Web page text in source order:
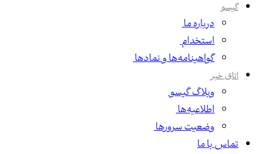
گیسو
درباره ما
استخدام
گواهینامه‌ها و نمادها
اتاق خبر
وبلاگ گیسو
اطلاعیه‌ها
وضعیت سرورها
تماس با ما